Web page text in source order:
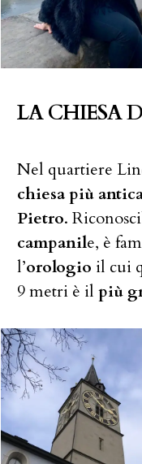
LA CHIESA
Nel quartiere
chiesa più
Pietro.
campanile, è
l’orologio il cui
9 metri è il più